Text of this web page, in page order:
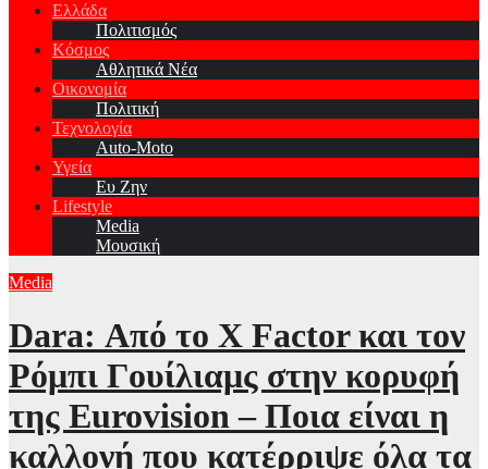
Ελλάδα
Πολιτισμός
Κόσμος
Αθλητικά Νέα
Οικονομία
Πολιτική
Τεχνολογία
Auto-Moto
Υγεία
Ευ Ζην
Lifestyle
Media
Μουσική
Media
Dara: Από το X Factor και τον
Ρόμπι Γουίλιαμς στην κορυφή
της Eurovision – Ποια είναι η
καλλονή που κατέρριψε όλα τα